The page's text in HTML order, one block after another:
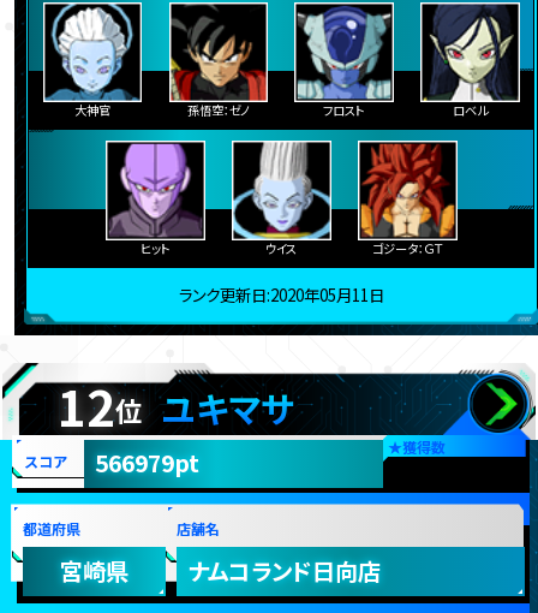
大神官 孫悟空：ゼノ フロスト ロベル
ヒット ウイス ゴジータ：ＧＴ
ランク更新日:2020年05月11日
12位 ユキマサ
★獲得数
スコア 566979pt
都道府県
宮崎県
店舗名
ナムコランド日向店